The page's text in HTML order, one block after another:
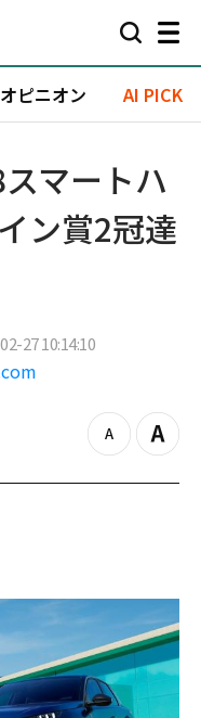
オピニオン AI PICK
マートハ
ン賞2冠達
27 10:14:10
z
o
Z
o